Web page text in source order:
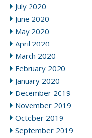
July 2020
June 2020
May 2020
April 2020
March 2020
February 2020
January 2020
December 2019
November 2019
October 2019
September 2019